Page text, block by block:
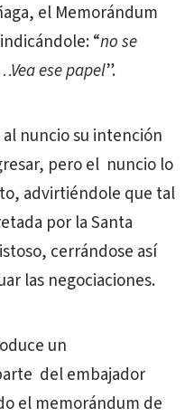
el Memorándum
“no se
ese papel”.
nuncio su intención
pero el nuncio lo
advirtiéndole que tal
por la Santa
cerrándose así
las negociaciones.
un
del embajador
el memorándum de